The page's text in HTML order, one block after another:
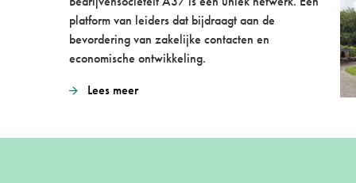
platform van leiders dat bijdraagt aan de
bevordering van zakelijke contacten en
economische ontwikkeling.
Lees meer